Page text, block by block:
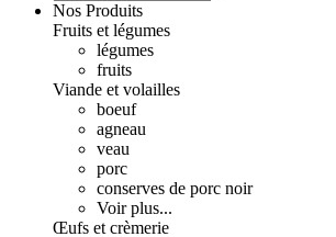
Nos Produits
Fruits et légumes
légumes
fruits
Viande et volailles
boeuf
agneau
veau
porc
conserves de porc noir
Voir plus...
Œufs et crèmerie